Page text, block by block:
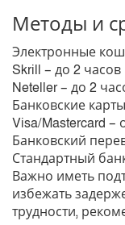
Методы и
Электронные
Skrill – до 2 часов
Neteller – до 2
Банковские
Visa/Mastercard –
Банковский
Стандартный
Важно иметь
избежать
трудности,